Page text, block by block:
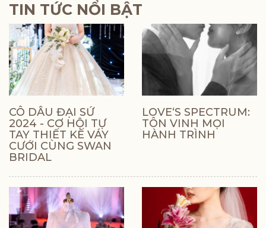
TIN TỨC NỔI BẬT
CÔ DÂU ĐẠI SỨ
2024 - CƠ HỘI TỰ
TAY THIẾT KẾ VÁY
CƯỚI CÙNG SWAN
BRIDAL
LOVE‘S SPECTRUM:
TÔN VINH MỌI
HÀNH TRÌNH